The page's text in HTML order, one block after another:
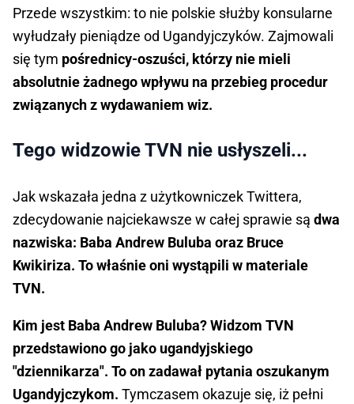
Przede wszystkim: to nie polskie służby konsularne
wyłudzały pieniądze od Ugandyjczyków. Zajmowali
się tym pośrednicy-oszuści, którzy nie mieli
absolutnie żadnego wpływu na przebieg procedur
związanych z wydawaniem wiz.
Tego widzowie TVN nie usłyszeli...
Jak wskazała jedna z użytkowniczek Twittera,
zdecydowanie najciekawsze w całej sprawie są dwa
nazwiska: Baba Andrew Buluba oraz Bruce
Kwikiriza. To właśnie oni wystąpili w materiale
TVN.
Kim jest Baba Andrew Buluba? Widzom TVN
przedstawiono go jako ugandyjskiego
"dziennikarza". To on zadawał pytania oszukanym
Ugandyjczykom. Tymczasem okazuje się, iż pełni